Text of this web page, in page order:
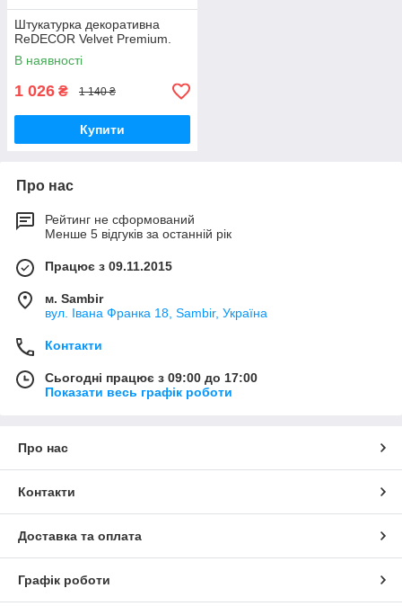
Штукатурка декоративна
ReDECOR Velvet Premium.
В наявності
1 026 ₴ 1 140 ₴
Купити
Про нас
Рейтинг не сформований
Менше 5 відгуків за останній рік
Працює з 09.11.2015
м. Sambir
вул. Івана Франка 18, Sambir, Україна
Контакти
Сьогодні працює з 09:00 до 17:00
Показати весь графік роботи
Про нас
Контакти
Доставка та оплата
Графік роботи